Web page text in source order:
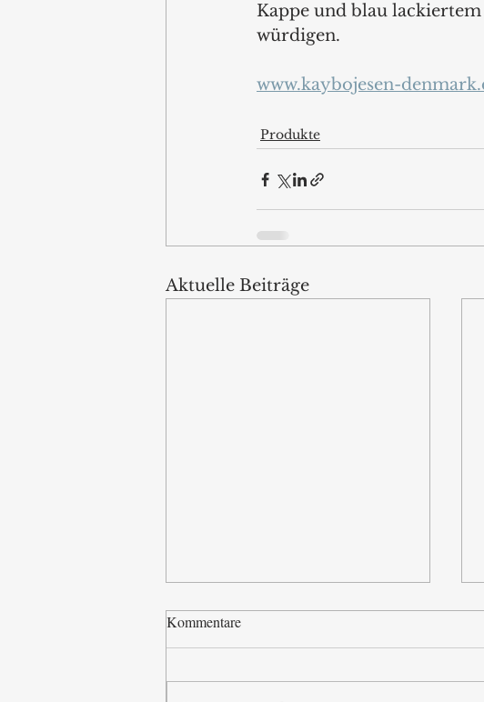
Kappe und blau
würdigen.
www.kaybojesen-
Produkte
Aktuelle Beiträge
Kommentare